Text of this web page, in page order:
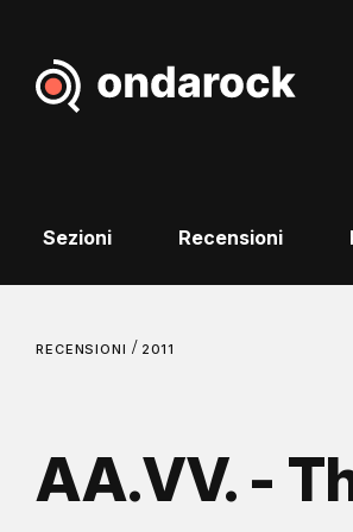
Sezioni Recensioni
RECENSIONI / 2011
AA.VV. -